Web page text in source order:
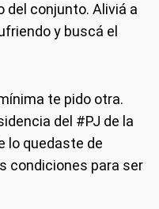
del conjunto. Aliviá a
y buscá el
te pido otra.
del #PJ de la
lo quedaste de
condiciones para ser